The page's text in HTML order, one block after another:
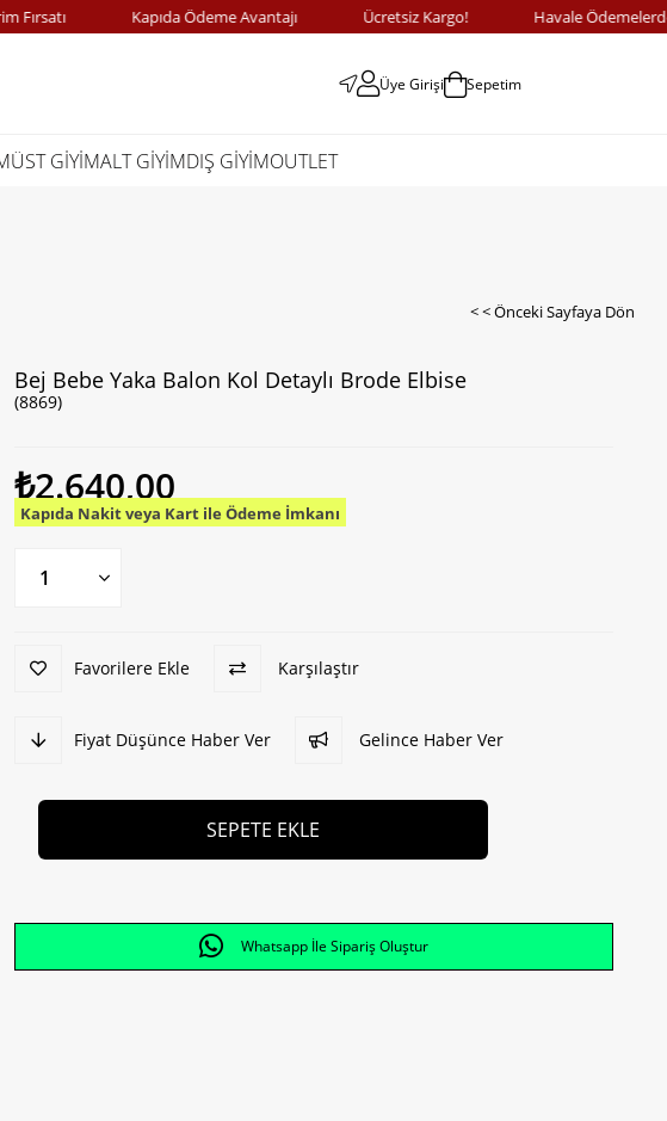
Kapıda Ödeme Avantajı Ücretsiz Kargo! Havale Ödemelerde
Üye Girişi Sepetim
ÜST GİYİMALT GİYİMDIŞ GİYİMOUTLET
< < Önceki Sayfaya Dön
Bej Bebe Yaka Balon Kol Detaylı Brode Elbise
(8869)
₺2.640,00
Kapıda Nakit veya Kart ile Ödeme İmkanı
Favorilere Ekle Karşılaştır
Fiyat Düşünce Haber Ver Gelince Haber Ver
Whatsapp İle Sipariş Oluştur